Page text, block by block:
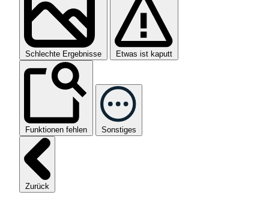
Schlechte Ergebnisse Etwas ist kaputt
Funktionen fehlen Sonstiges
Zurück